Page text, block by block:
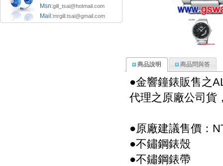
Msn:gill_tsai@hotmail.com
Mail:mrgill.tsai@gmail.com
商品說明 商品問與答
●金響鐘錶販售之
代理之原廠公司貨
●原廠建議售價：
●不鏽鋼錶殼
●不鏽鋼錶帶